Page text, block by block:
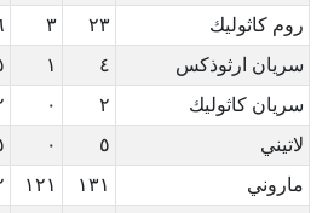
روم كاثوليك ٢٣ ٣
سريان ارثوذكس ٤ ١
سريان كاثوليك ٢ ٠
لاتيني ٥ ٠
ماروني ١٣١ ١٢١